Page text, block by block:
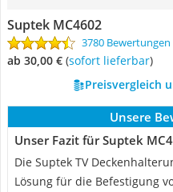
Suptek MC4602
3780 Bewertungen
ab 30,00 € ( Sofort lieferbar)
Preisvergleich
Unsere
Unser Fazit für Suptek
Die Suptek TV
Lösung für die Befestigung